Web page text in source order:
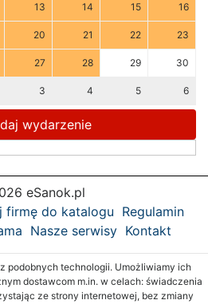
13 14 15 16
20 21 22 23
27 28 29 30
3 4 5 6
wydarzenie
eSanok.pl
firmę do katalogu Regulamin
Nasze serwisy Kontakt
podobnych technologii. Umożliwiamy ich
dostawcom m.in. w celach: świadczenia
ze strony internetowej, bez zmiany